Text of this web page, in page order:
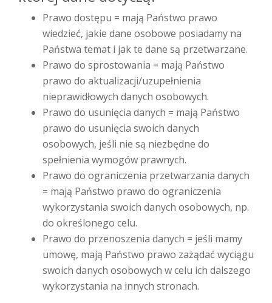
Prawo dostępu = mają Państwo prawo
wiedzieć, jakie dane osobowe posiadamy na
Państwa temat i jak te dane są przetwarzane.
Prawo do sprostowania = mają Państwo
prawo do aktualizacji/uzupełnienia
nieprawidłowych danych osobowych.
Prawo do usunięcia danych = mają Państwo
prawo do usunięcia swoich danych
osobowych, jeśli nie są niezbędne do
spełnienia wymogów prawnych.
Prawo do ograniczenia przetwarzania danych
= mają Państwo prawo do ograniczenia
wykorzystania swoich danych osobowych, np.
do określonego celu.
Prawo do przenoszenia danych = jeśli mamy
umowę, mają Państwo prawo zażądać wyciągu
swoich danych osobowych w celu ich dalszego
wykorzystania na innych stronach.